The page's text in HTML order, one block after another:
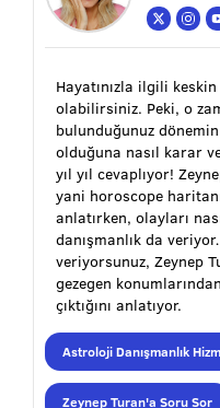
Hayatınızla ilgili
olabilirsiniz. Peki, o
bulunduğunuz
olduğuna nasıl karar
yıl yıl cevaplıyor!
yani horoscope
anlatırken, olayları
danışmanlık da
veriyorsunuz, Zeynep
gezegen
çıktığını anlatıyor.
Astroloji Danışmanlık
Zeynep Turan'a Soru Sor